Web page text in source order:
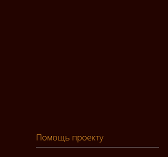
Помощь проекту